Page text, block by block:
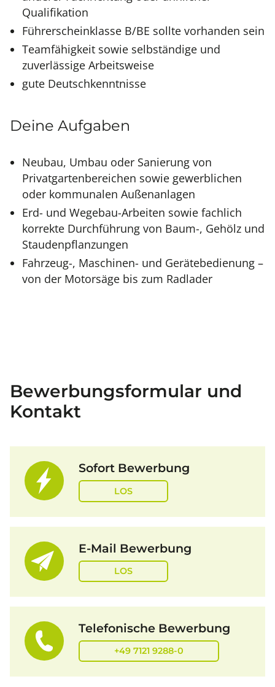
Qualifikation
Führerscheinklasse B/BE sollte vorhanden sein
Teamfähigkeit sowie selbständige und
zuverlässige Arbeitsweise
gute Deutschkenntnisse
Deine Aufgaben
Neubau, Umbau oder Sanierung von
Privatgartenbereichen sowie gewerblichen
oder kommunalen Außenanlagen
Erd- und Wegebau-Arbeiten sowie fachlich
korrekte Durchführung von Baum-, Gehölz und
Staudenpflanzungen
Fahrzeug-, Maschinen- und Gerätebedienung –
von der Motorsäge bis zum Radlader
Bewerbungsformular und
Kontakt
Sofort Bewerbung
LOS
E-Mail Bewerbung
LOS
Telefonische Bewerbung
+49 7121 9288-0